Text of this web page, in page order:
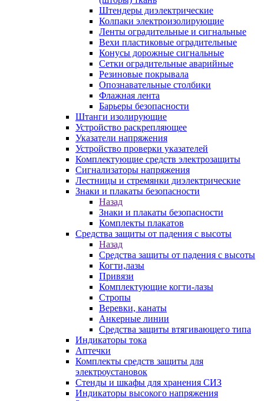
Штендеры диэлектрические
Колпаки электроизолирующие
Ленты оградительные и сигнальные
Вехи пластиковые оградительные
Конусы дорожные сигнальные
Сетки оградительные аварийные
Резиновые покрывала
Опознавательные столбики
Флажная лента
Барьеры безопасности
Штанги изолирующие
Устройство раскрепляющее
Указатели напряжения
Устройство проверки указателей
Комплектующие средств электрозащиты
Сигнализаторы напряжения
Лестницы и стремянки диэлектрические
Знаки и плакаты безопасности
Назад
Знаки и плакаты безопасности
Комплекты плакатов
Средства защиты от падения с высоты
Назад
Средства защиты от падения с высоты
Когти,лазы
Привязи
Комплектующие когти-лазы
Стропы
Веревки, канаты
Анкерные линии
Средства защиты втягивающего типа
Индикаторы тока
Аптечки
Комплекты средств защиты для
электроустановок
Стенды и шкафы для хранения СИЗ
Индикаторы высокого напряжения